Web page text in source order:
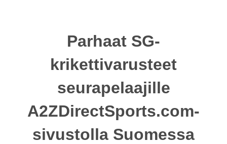
Parhaat SG-
krikettivarusteet
seurapelaajille
A2ZDirectSports.com-
sivustolla Suomessa